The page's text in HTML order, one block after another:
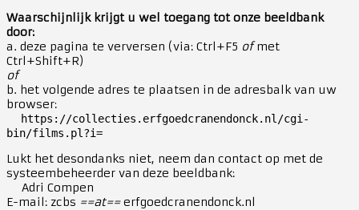
Waarschijnlijk krijgt u wel toegang tot onze beeldbank
door:
a. deze pagina te verversen (via: Ctrl+F5 ofmet
Ctrl+Shift+R)
of
b. het volgende adres te plaatsen in de adresbalk van uw
browser:
https://collecties.erfgoedcranendonck.nl/cgi-
bin/films.pl?i=
Lukt het desondanks niet, neem dan contact op met de
systeembeheerder van deze beeldbank:
Adri Compen
E-mail: zcbs ==at==erfgoedcranendonck.nl